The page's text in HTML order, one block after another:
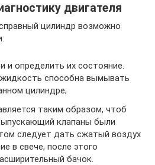
двигателя
цилиндр возможно
и определить их состояние.
способна вымывать
цилиндре;
таким образом, чтоб
клапаны были
следует дать сжатый воздух
в свече, после этого
бачок.